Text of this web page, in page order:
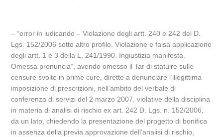
– “error in iudicando – Violazione degli artt. 240 e 242 del D.
Lgs. 152/2006 sotto altro profilo. Violazione e falsa applicazione
degli artt. 1 e 3 della L. 241/1990. Ingiustizia manifesta.
Omessa pronuncia”, avendo omesso il Tar di statuire sulle
censure svolte in prime cure, dirette a denunciare l’illegittima
imposizione di prescrizioni, nell’ambito del verbale di
conferenza di servizi del 2 marzo 2007, violative della disciplina
in materia di analisi di rischio ex art. 242 D. Lgs. n. 152/2006,
da un lato, chiedendo la presentazione del progetto di bonifica
in assenza della previa approvazione dell’analisi di rischio,